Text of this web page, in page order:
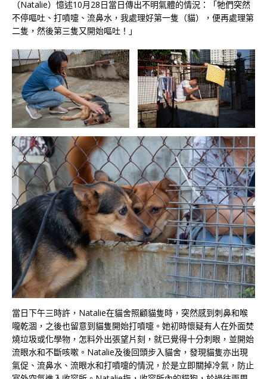
（Natalie）憶述10月28日當日傳出不明氣體的情況：「牠們突然
不停嘔吐、打噴嚏、流鼻水，我處理好第一隻（貓），便再處理第
二隻，然後第三隻又開始嘔吐！」
當日下午三時許，Natalie在貓舍照顧貓隻時，突然感到刺鼻和喉
嚨乾涸，之後也留意到貓隻開始打噴嚏。她初時懷疑有人在外面焚
燒垃圾或化學物，怎料外出張望片刻，就已覺得十分刺眼，並開始
流眼水和不斷咳嗽。Natalie及後回頭步入貓舍，發現貓隻亦出現
氣促、流鼻水、流眼水和打噴嚏的情況，於是立即關掉冷氣，防止